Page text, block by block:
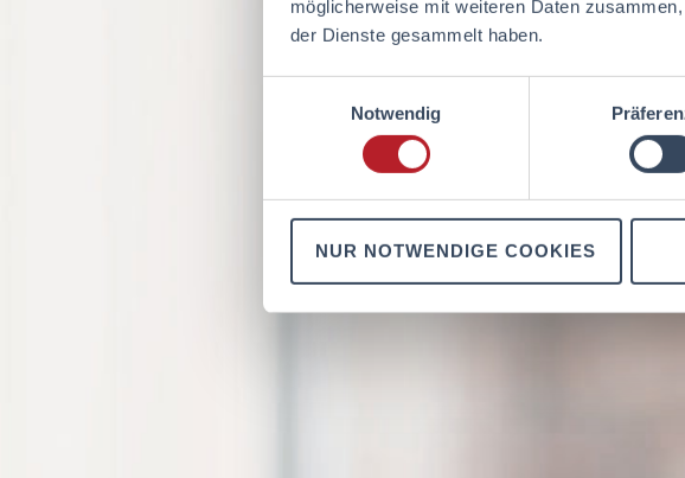
möglicherweise mit weiteren Daten
der Dienste gesammelt haben.
Notwendig
NUR NOTWENDIGE COOKIES